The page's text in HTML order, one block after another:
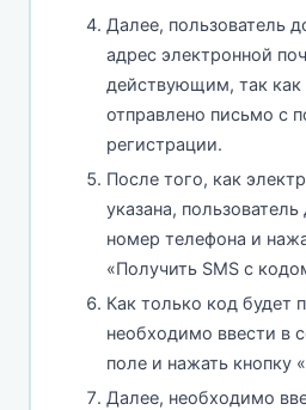
Далее, пользователь
адрес электронной
действующим, так как
отправлено письмо с
регистрации.
После того, как
указана,
номер телефона и
«Получить SMS с
Как только код будет
необходимо ввести в
поле и нажать кнопку
Далее, необходимо